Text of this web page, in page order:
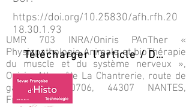
UMR 703 INRA/Oniris PAnTher «
Physiopathologie Animale et bioThérapie
du muscle et du système nerveux »,
Oniris, Atlanpôle La Chantrerie, route de
gachet, CS.40706, 44307 NANTES,
France.
https://doi.org/10.25830/afh.rfh.20
18.30.1.93
Télécharger l'article / Download PDF